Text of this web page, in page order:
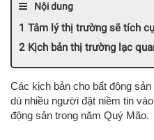
Nội dung
Tâm lý thị trường sẽ tích
Kịch bản thị trường lạc
Các kịch bản cho bất động sản
dù nhiều người đặt niềm tin
động sản trong năm Quý Mão.